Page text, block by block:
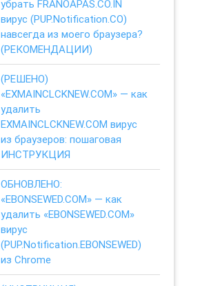
убрать FRANOAPAS.CO.IN
вирус (PUP.Notification.CO)
навсегда из моего браузера?
(РЕКОМЕНДАЦИИ)
(РЕШЕНО)
«EXMAINCLCKNEW.COM» — как
удалить
EXMAINCLCKNEW.COM вирус
из браузеров: пошаговая
ИНСТРУКЦИЯ
ОБНОВЛЕНО:
«EBONSEWED.COM» — как
удалить «EBONSEWED.COM»
вирус
(PUP.Notification.EBONSEWED)
из Chrome